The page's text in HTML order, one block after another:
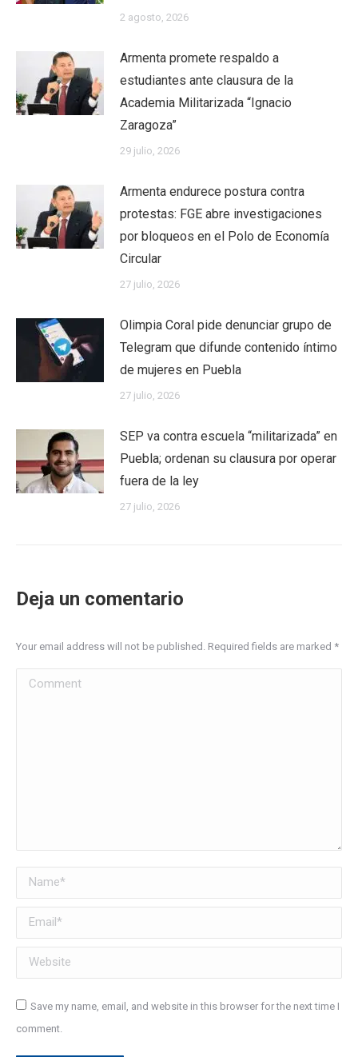
2 agosto, 2026
Armenta promete respaldo a
estudiantes ante clausura de la
Academia Militarizada “Ignacio
Zaragoza”
29 julio, 2026
Armenta endurece postura contra
protestas: FGE abre investigaciones
por bloqueos en el Polo de Economía
Circular
27 julio, 2026
Olimpia Coral pide denunciar grupo de
Telegram que difunde contenido íntimo
de mujeres en Puebla
27 julio, 2026
SEP va contra escuela “militarizada” en
Puebla; ordenan su clausura por operar
fuera de la ley
27 julio, 2026
Deja un comentario
Your email address will not be published. Required fields are marked *
Comment
Name *
Email *
Website
Save my name, email, and website in this browser for the next time I
comment.